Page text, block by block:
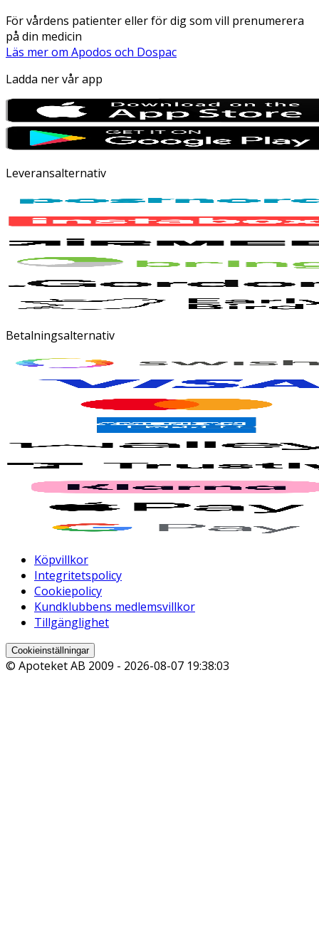
För vårdens patienter eller för dig som vill prenumerera
på din medicin
Läs mer om Apodos och Dospac
Ladda ner vår app
Leveransalternativ
Betalningsalternativ
Köpvillkor
Integritetspolicy
Cookiepolicy
Kundklubbens medlemsvillkor
Tillgänglighet
Cookieinställningar
© Apoteket AB 2009 - 2026-08-07 19:38:03